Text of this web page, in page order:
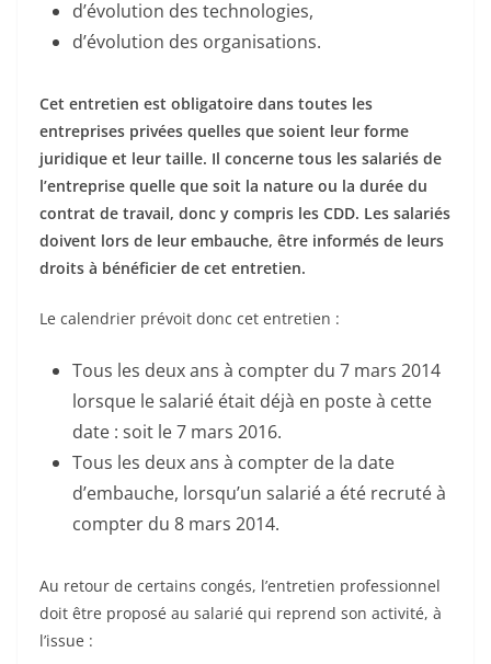
d’évolution des technologies,
d’évolution des organisations.
Cet entretien est obligatoire dans toutes les
entreprises privées quelles que soient leur forme
juridique et leur taille. Il concerne tous les salariés de
l’entreprise quelle que soit la nature ou la durée du
contrat de travail, donc y compris les CDD. Les salariés
doivent lors de leur embauche, être informés de leurs
droits à bénéficier de cet entretien.
Le calendrier prévoit donc cet entretien :
Tous les deux ans à compter du 7 mars 2014
lorsque le salarié était déjà en poste à cette
date : soit le 7 mars 2016.
Tous les deux ans à compter de la date
d’embauche, lorsqu’un salarié a été recruté à
compter du 8 mars 2014.
Au retour de certains congés, l’entretien professionnel
doit être proposé au salarié qui reprend son activité, à
l’issue :